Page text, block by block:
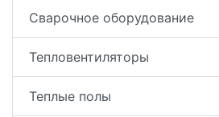
Сварочное оборудование
Тепловентиляторы
Теплые полы